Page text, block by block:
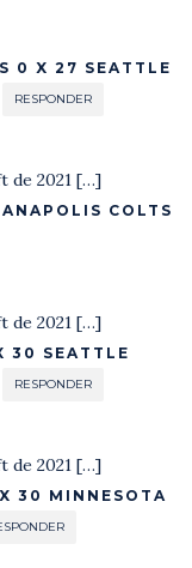
0 X 27 SEATTLE
RESPONDER
de 2021 […]
COLTS
de 2021 […]
30 SEATTLE
RESPONDER
de 2021 […]
30 MINNESOTA